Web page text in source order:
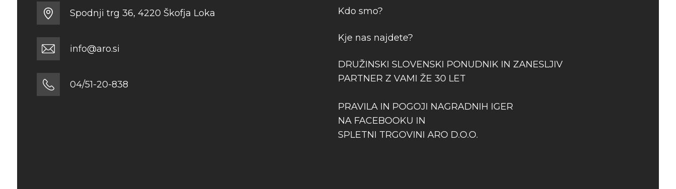
Spodnji trg 36, 4220 Škofja Loka
info@aro.si
04/51-20-838
Kdo smo?
Kje nas najdete?
DRUŽINSKI SLOVENSKI PONUDNIK IN ZANESLJIV
PARTNER Z VAMI ŽE 30 LET
PRAVILA IN POGOJI NAGRADNIH IGER
NA FACEBOOKU IN
SPLETNI TRGOVINI ARO D.O.O.